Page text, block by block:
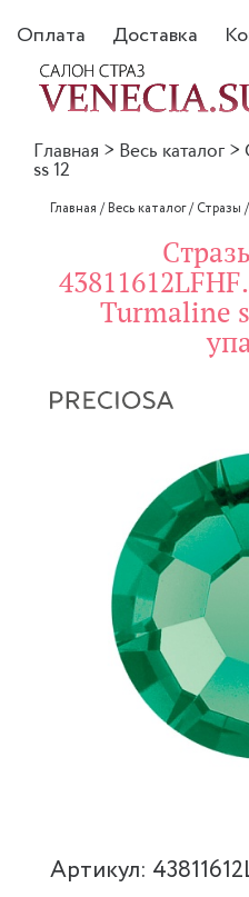
Оплата Доставка
Главная > Весь каталог >
ss 12
Главная /Весь каталог/Стразы /
Turmaline
Артикул: